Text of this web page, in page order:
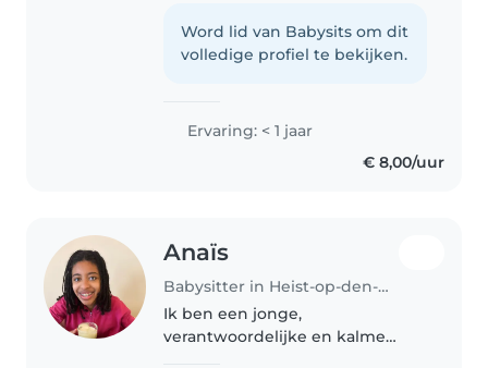
toddlers, preschoolers, and
grade schoolers. Although I don't
Word lid van Babysits om dit
volledige profiel te bekijken.
Ervaring: < 1 jaar
€ 8,00/uur
Anaïs
Babysitter in Heist-op-den-Berg
Ik ben een jonge,
verantwoordelijke en kalme